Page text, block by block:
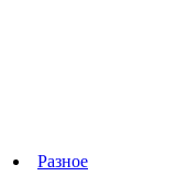
Разное